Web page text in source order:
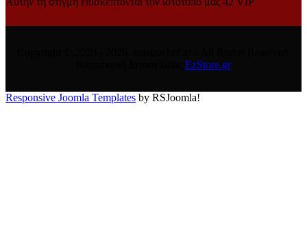
EzStore.gr
Responsive Joomla Templates by RSJoomla!